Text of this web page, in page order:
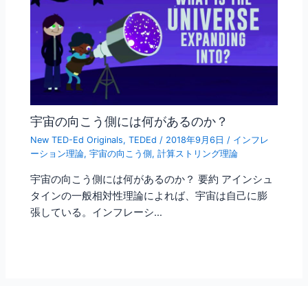
宇宙の向こう側には何があるのか？
New TED-Ed Originals,TEDEd / 2018年9月6日/ インフレ
ーション理論,宇宙の向こう側 ,計算ストリング理論
宇宙の向こう側には何があるのか？ 要約 アインシュ
タインの一般相対性理論によれば、宇宙は自己に膨
張している。インフレーシ…